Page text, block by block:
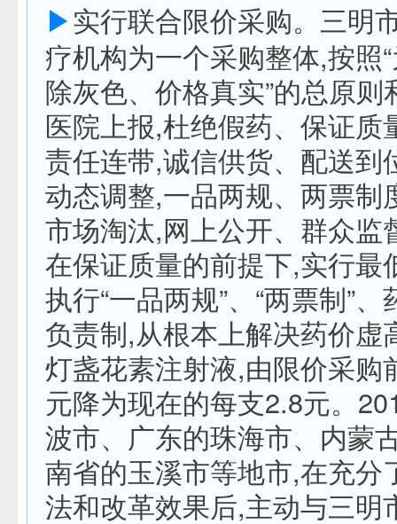
▶实行联合限价采购。三明
疗机构为一个采购整体,按照
除灰色、价格真实”的总原则
医院上报,杜绝假药、保证质
责任连带,诚信供货、配送到
动态调整,一品两规、两票制
市场淘汰,网上公开、群众监
在保证质量的前提下,实行最
执行“一品两规”、“两票制”
负责制,从根本上解决药价虚
灯盏花素注射液,由限价采购
元降为现在的每支2.8元。
波市、广东的珠海市、内蒙
南省的玉溪市等地市,在充分
法和改革效果后,主动与三明